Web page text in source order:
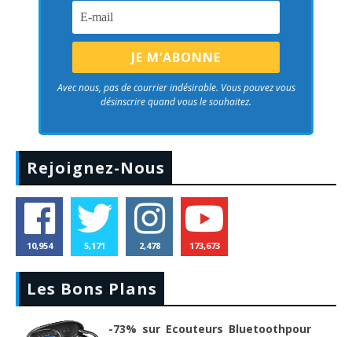
Avec nous, pas de courrier indésirable. Vous pouvez vous
désinscrire quand vous le souhaitez.
Rejoignez-Nous
10,954 5,171 2,478 173,673
Les Bons Plans
-73% sur Ecouteurs Bluetoothpour